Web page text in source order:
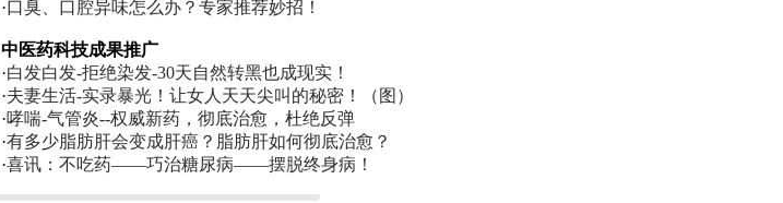
·口臭、口腔异味怎么办？专家推荐妙招！
中医药科技成果推广
·白发白发-拒绝染发-30天自然转黑也成现实！
·夫妻生活-实录暴光！让女人天天尖叫的秘密！（图）
·哮喘-气管炎--权威新药，彻底治愈，杜绝反弹
·有多少脂肪肝会变成肝癌？脂肪肝如何彻底治愈？
·喜讯：不吃药——巧治糖尿病——摆脱终身病！